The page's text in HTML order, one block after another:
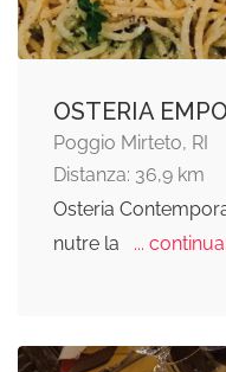
OSTERIA
Poggio Mirteto, RI
Distanza: 36,9 km
Osteria
nutre la
...